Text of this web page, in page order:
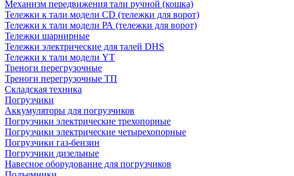
Механизм передвижения тали ручной (кошка)
Тележки к тали модели CD (тележки для ворот)
Тележки к тали модели РА (тележки для ворот)
Тележки шарнирные
Тележки электрические для талей DHS
Тележки к тали модели YT
Треноги перегрузочные
Треноги перегрузочные ТП
Складская техника
Погрузчики
Аккумуляторы для погрузчиков
Погрузчики электрические трехопорные
Погрузчики электрические четырехопорные
Погрузчики газ-бензин
Погрузчики дизельные
Навесное оборудование для погрузчиков